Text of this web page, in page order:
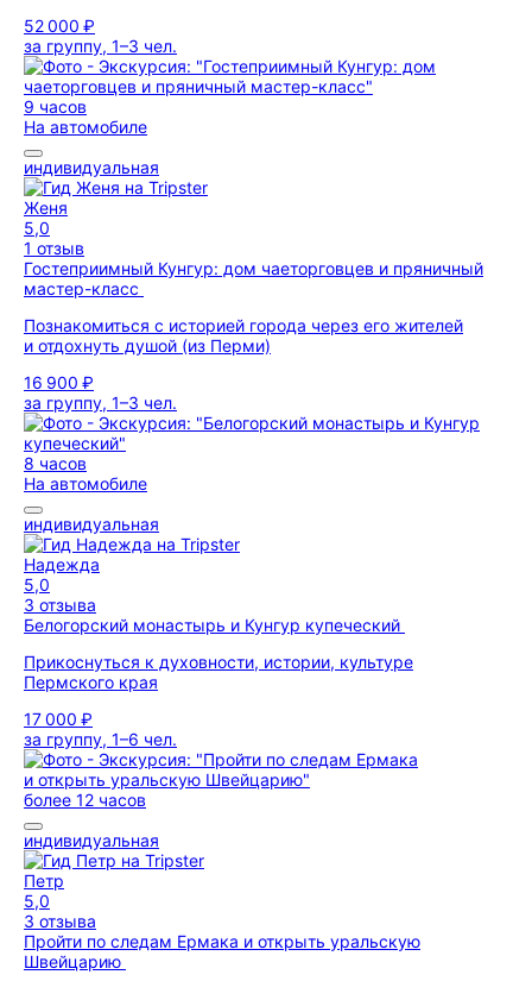
52 000 ₽
за группу, 1–3 чел.
9 часов
На автомобиле
индивидуальная
Женя
5,0
1 отзыв
Гостеприимный Кунгур: дом чаеторговцев и пряничный
мастер-класс
Познакомиться с историей города через его жителей
и отдохнуть душой (из Перми)
16 900 ₽
за группу, 1–3 чел.
8 часов
На автомобиле
индивидуальная
Надежда
5,0
3 отзыва
Белогорский монастырь и Кунгур купеческий
Прикоснуться к духовности, истории, культуре
Пермского края
17 000 ₽
за группу, 1–6 чел.
более 12 часов
индивидуальная
Петр
5,0
3 отзыва
Пройти по следам Ермака и открыть уральскую
Швейцарию